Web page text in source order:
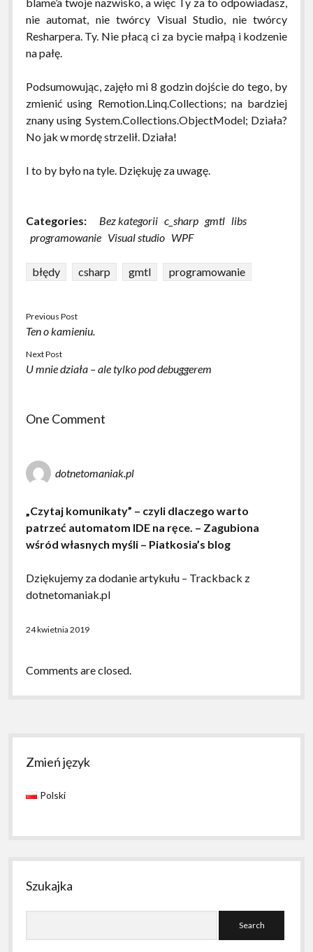
nie automat, nie twórcy Visual Studio, nie twórcy
Resharpera. Ty. Nie płacą ci za bycie małpą i kodzenie
na pałę.
Podsumowując, zajęło mi 8 godzin dojście do tego, by
zmienić using Remotion.Linq.Collections; na bardziej
znany using System.Collections.ObjectModel; Działa?
No jak w mordę strzelił. Działa!
I to by było na tyle. Dziękuję za uwagę.
Categories: Bez kategorii c_sharp gmtl libs
programowanie Visual studio WPF
błędy csharp gmtl programowanie
Previous Post
Ten o kamieniu.
Next Post
U mnie działa – ale tylko pod debuggerem
One Comment
dotnetomaniak.pl
„Czytaj komunikaty” – czyli dlaczego warto
patrzeć automatom IDE na ręce. – Zagubiona
wśród własnych myśli – Piatkosia’s blog
Dziękujemy za dodanie artykułu – Trackback z
dotnetomaniak.pl
24 kwietnia 2019
Comments are closed.
Sidebar
Zmień język
Polski
Szukajka